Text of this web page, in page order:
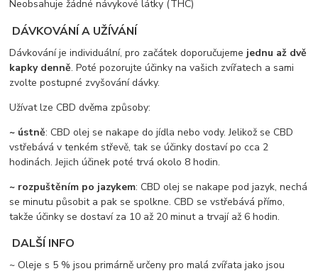
Neobsahuje žádné návykové látky (THC)
DÁVKOVÁNÍ A UŽÍVÁNÍ
Dávkování je individuální, pro začátek doporučujeme jednu až dvě
kapky denně. Poté pozorujte účinky na vašich zvířatech a sami
zvolte postupné zvyšování dávky.
Užívat lze CBD dvěma způsoby:
~ ústně: CBD olej se nakape do jídla nebo vody. Jelikož se CBD
vstřebává v tenkém střevě, tak se účinky dostaví po cca 2
hodinách. Jejich účinek poté trvá okolo 8 hodin.
~ rozpuštěním po jazykem: CBD olej se nakape pod jazyk, nechá
se minutu působit a pak se spolkne. CBD se vstřebává přímo,
takže účinky se dostaví za 10 až 20 minut a trvají až 6 hodin.
DALŠÍ INFO
~ Oleje s 5 % jsou primárně určeny pro malá zvířata jako jsou